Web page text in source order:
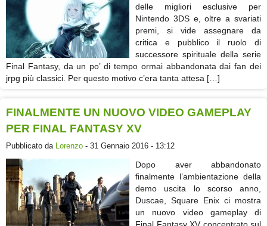
delle migliori esclusive per
Nintendo 3DS e, oltre a svariati
premi, si vide assegnare da
critica e pubblico il ruolo di
successore spirituale della serie
Final Fantasy, da un po’ di tempo ormai abbandonata dai fan dei
jrpg più classici. Per questo motivo c’era tanta attesa […]
FINALMENTE UN NUOVO VIDEO GAMEPLAY
PER FINAL FANTASY XV
Pubblicato da Lorenzo - 31 Gennaio 2016 - 13:12
Dopo aver abbandonato
finalmente l’ambientazione della
demo uscita lo scorso anno,
Duscae, Square Enix ci mostra
un nuovo video gameplay di